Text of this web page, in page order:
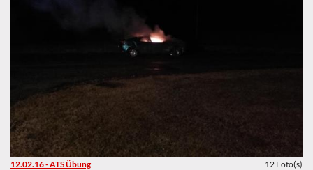
12.02.16 - ATS Übung 12 Foto(s)